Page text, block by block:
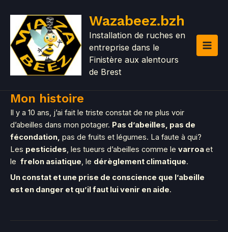
contenu
Wazabeez.bzh
Installation de ruches en
entreprise dans le
Finistère aux alentours
de Brest
Mon histoire
Il y a 10 ans, j’ai fait le triste constat de ne plus voir
d’abeilles dans mon potager. Pas d’abeilles, pas de
fécondation, pas de fruits et légumes. La faute à qui?
Les pesticides, les tueurs d’abeilles comme le varroaet
le frelon asiatique, le dérèglement climatique.
Un constat et une prise de conscience que l’abeille
est en danger et qu’il faut lui venir en aide.